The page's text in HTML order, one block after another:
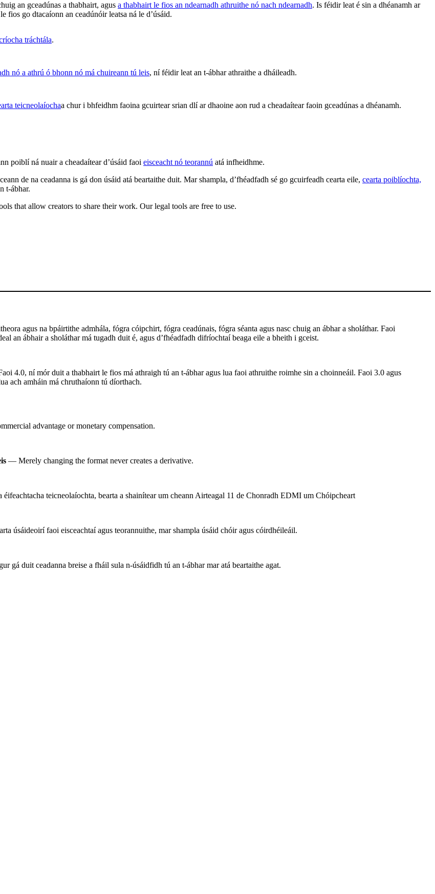
an gceadúnas a thabhairt, agus a thabhairt le fios an ndearnadh athruithe nó nach ndearnadh. Is féidir leat é sin a dhéanamh ar
fios go dtacaíonn an ceadúnóir leatsa ná le d’úsáid.
tráchtála.
nó a athrú ó bhonn nó má chuireann tú leis, ní féidir leat an t-ábhar athraithe a dháileadh.
teicneolaíochaa chur i bhfeidhm faoina gcuirtear srian dlí ar dhaoine aon rud a cheadaítear faoin gceadúnas a dhéanamh.
poiblí ná nuair a cheadaítear d’úsáid faoi eisceacht nó teorannú atá infheidhme.
de na ceadanna is gá don úsáid atá beartaithe duit. Mar shampla, d’fhéadfadh sé go gcuirfeadh cearta eile, cearta poiblíochta,
t-ábhar.
that allow creators to share their work. Our legal tools are free to use.
agus na bpáirtithe admhála, fógra cóipchirt, fógra ceadúnais, fógra séanta agus nasc chuig an ábhar a sholáthar. Faoi
an ábhair a sholáthar má tugadh duit é, agus d’fhéadfadh difríochtaí beaga eile a bheith i gceist.
4.0, ní mór duit a thabhairt le fios má athraigh tú an t-ábhar agus lua faoi athruithe roimhe sin a choinneáil. Faoi 3.0 agus
ach amháin má chruthaíonn tú díorthach.
advantage or monetary compensation.
— Merely changing the format never creates a derivative.
teicneolaíochta, bearta a shainítear um cheann Airteagal 11 de Chonradh EDMI um Chóipcheart
úsáideoirí faoi eisceachtaí agus teorannuithe, mar shampla úsáid chóir agus cóirdhéileáil.
gá duit ceadanna breise a fháil sula n-úsáidfidh tú an t-ábhar mar atá beartaithe agat.